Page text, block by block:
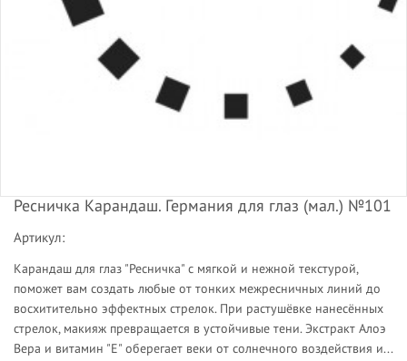
Ресничка Карандаш. Германия для глаз (мал.) №101
Артикул:
Карандаш для глаз "Ресничка" с мягкой и нежной текстурой,
поможет вам создать любые от тонких межресничных линий до
восхитительно эффектных стрелок. При растушёвке нанесённых
стрелок, макияж превращается в устойчивые тени. Экстракт Алоэ
Вера и витамин "Е" оберегает веки от солнечного воздействия и...